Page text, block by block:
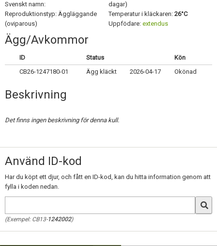
Svenskt namn:
Reproduktionstyp: Äggläggande
(oviparous)
dagar)
Temperatur i kläckaren: 26°C
Uppfödare: extendus
Ägg/Avkommor
ID Status
Kön
CB26-1247180-01
Ägg kläckt 2026-04-17 Okönad
Beskrivning
Det finns ingen beskrivning för denna kull.
Använd ID-kod
Har du köpt ett djur, och fått en ID-kod, kan du hitta information genom att
fylla i koden nedan.
(Exempel: CB13-1242002)
Terms of Service
Skapa konto